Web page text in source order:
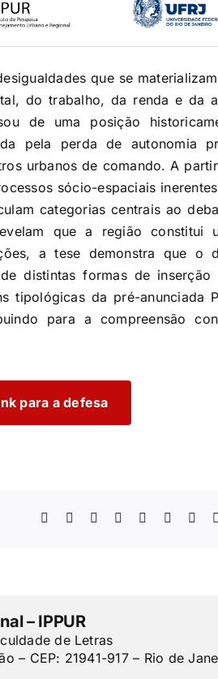
que se
do trabalho, da renda e da
de uma posição
pela perda de autonomia
urbanos de comando. A
sócio-espaciais
categorias centrais ao
que a região constitui
a tese demonstra que o
distintas formas de inserção
tipológicas da pré-anunciada
para a compreensão
para a defesa
– IPPUR
de Letras
– CEP: 21941-917 – Rio de